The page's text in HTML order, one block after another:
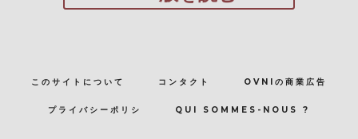
このサイトについて コンタクト OVNIの商業広告
プライバシーポリシ QUI SOMMES-NOUS ?